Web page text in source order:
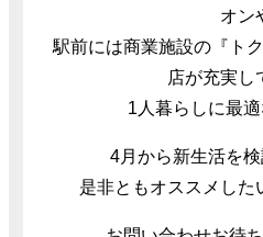
オン
駅前には商業施設の『ト
店が充実し
1人暮らしに最適
4月から新生活を
是非ともオススメした